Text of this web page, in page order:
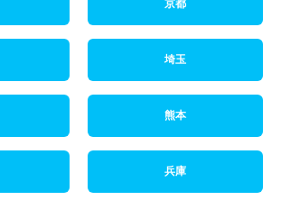
京都
埼玉
熊本
兵庫